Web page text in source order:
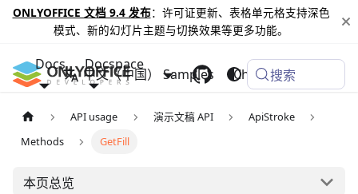
ONLYOFFICE 文档 9.4 发布：许可证更新、表格单元格支持深色
模式、新的幻灯片主题与切换效果等更多功能。
Docs Docspace
Samples Changelog
中文（中国） 搜索
API usage 演示文稿 API
ApiStroke
Methods
GetFill
本页总览